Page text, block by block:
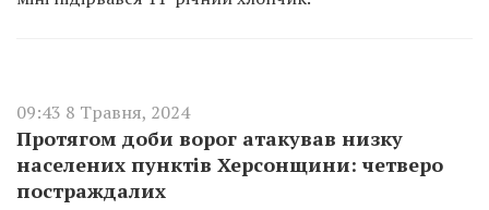
09:43 8 Травня, 2024
Протягом доби ворог атакував низку
населених пунктів Херсонщини: четверо
постраждалих